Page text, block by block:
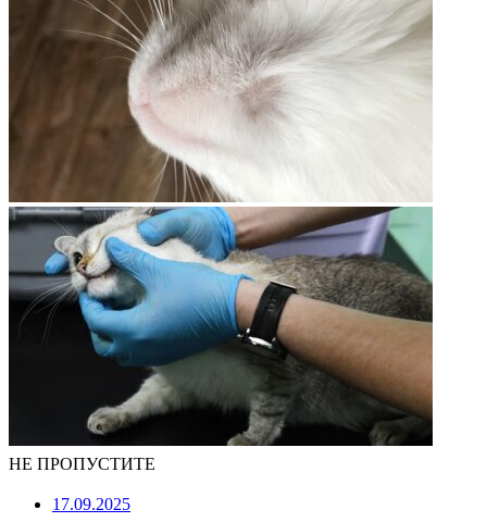
НЕ ПРОПУСТИТЕ
17.09.2025